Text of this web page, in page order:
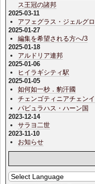
ス王冠の諸邦
2025-03-11
アフェグラス・ジェルグ
2025-01-27
編集を希望される方へ/3
2025-01-18
アルドリア連邦
2025-01-06
ヒイラギシティ駅
2025-01-05
如何如一杪．豹汗國
チェンゴティニアチェン
パビュラハス・ハーン国
2023-12-14
サラヨ二世
2023-11-10
お知らせ